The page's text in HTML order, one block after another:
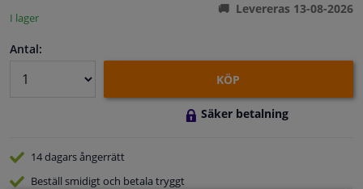
Sensorer & Elsystem
I lager
Levereras 13-08-2026
Antal:
KÖP
Säker betalning
14 dagarsångerrätt
Beställ smidigt och betala tryggt